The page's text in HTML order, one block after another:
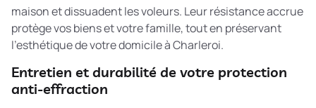
maison et dissuadent les voleurs. Leur résistance accrue
protège vos biens et votre famille, tout en préservant
l’esthétique de votre domicile à Charleroi.
Entretien et durabilité de votre protection
anti-effraction